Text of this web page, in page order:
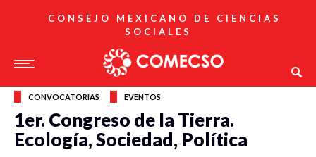
CONSEJO MEXICANO DE CIENCIAS
SOCIALES
CONVOCATORIAS EVENTOS
1er. Congreso de la Tierra.
Ecología, Sociedad, Política